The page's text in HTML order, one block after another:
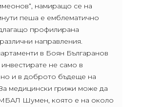
намиращо се на
пеша е емблематично
профилирана
направления.
в Боян Българанов
не само в
и в доброто бъдеще на
медицински грижи може да
МБАЛ Шумен, която е на около